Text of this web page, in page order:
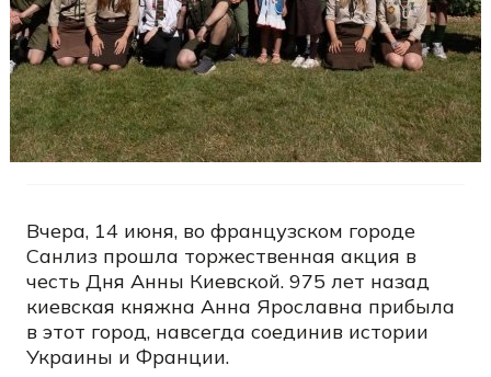
Вчера, 14 июня, во французском городе
Санлиз прошла торжественная акция в
честь Дня Анны Киевской. 975 лет назад
киевская княжна Анна Ярославна прибыла
в этот город, навсегда соединив истории
Украины и Франции.